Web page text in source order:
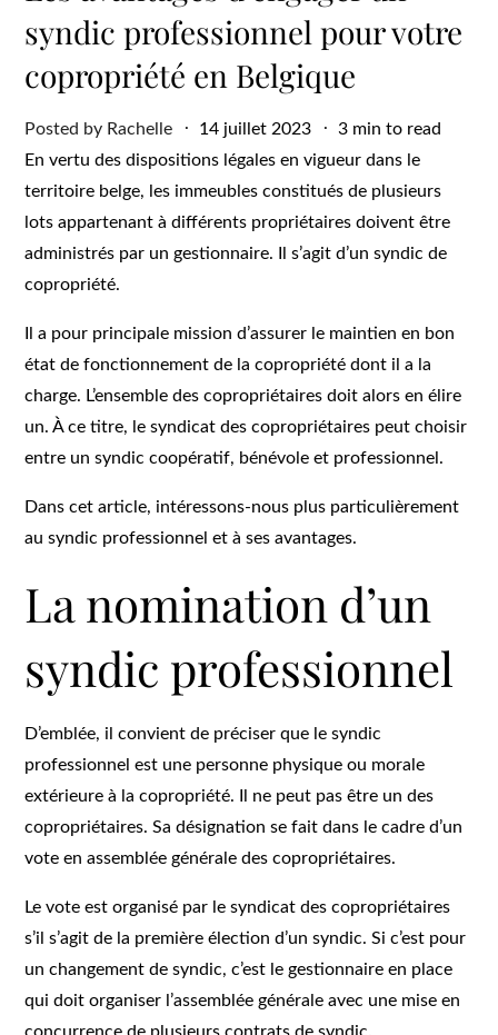
syndic professionnel pour votre
copropriété en Belgique
Posted by Rachelle
Posted
on
14 juillet 2023
3 min to read
En vertu des dispositions légales en vigueur dans le
territoire belge, les immeubles constitués de plusieurs
lots appartenant à différents propriétaires doivent être
administrés par un gestionnaire. Il s’agit d’un syndic de
copropriété.
Il a pour principale mission d’assurer le maintien en bon
état de fonctionnement de la copropriété dont il a la
charge. L’ensemble des copropriétaires doit alors en élire
un. À ce titre, le syndicat des copropriétaires peut choisir
entre un syndic coopératif, bénévole et professionnel.
Dans cet article, intéressons-nous plus particulièrement
au syndic professionnel et à ses avantages.
La nomination d’un
syndic professionnel
D’emblée, il convient de préciser que le syndic
professionnel est une personne physique ou morale
extérieure à la copropriété. Il ne peut pas être un des
copropriétaires. Sa désignation se fait dans le cadre d’un
vote en assemblée générale des copropriétaires.
Le vote est organisé par le syndicat des copropriétaires
s’il s’agit de la première élection d’un syndic. Si c’est pour
un changement de syndic, c’est le gestionnaire en place
qui doit organiser l’assemblée générale avec une mise en